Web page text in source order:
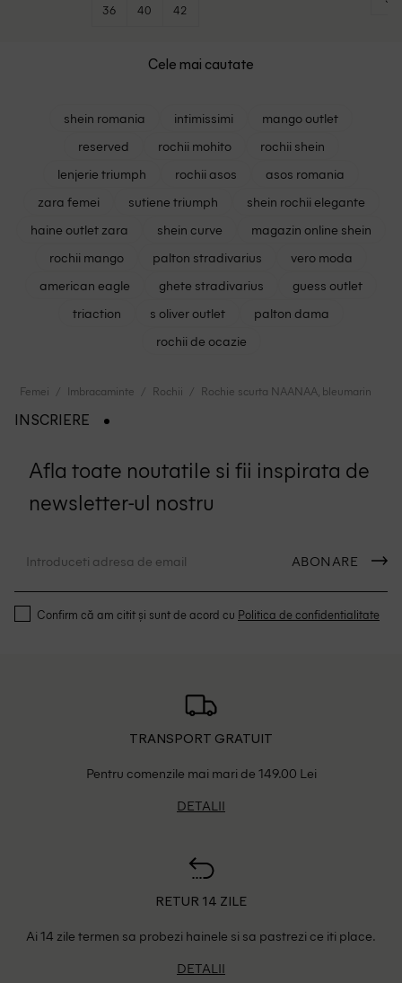
36 40 42
Cele mai cautate
shein romania intimissimi
mango outlet
reserved
rochii mohito
rochii shein
lenjerie triumph
rochii asos
asos romania
zara femei
sutiene triumph
shein rochii elegante
haine outlet zara
shein curve
magazin online shein
rochii mango
palton stradivarius
vero moda
american eagle
ghete stradivarius
guess outlet
triaction
s oliver outlet
palton dama
rochii de ocazie
Femei Imbracaminte Rochii Rochie scurta NAANAA, bleumarin
INSCRIERE
Afla toate noutatile si fii inspirata de
newsletter-ul nostru
ABONARE
Confirm că am citit și sunt de acord cu Politica de confidentialitate
TRANSPORT GRATUIT
Pentru comenzile mai mari de 149.00 Lei
DETALII
RETUR 14 ZILE
Ai 14 zile termen sa probezi hainele si sa pastrezi ce iti place.
DETALII